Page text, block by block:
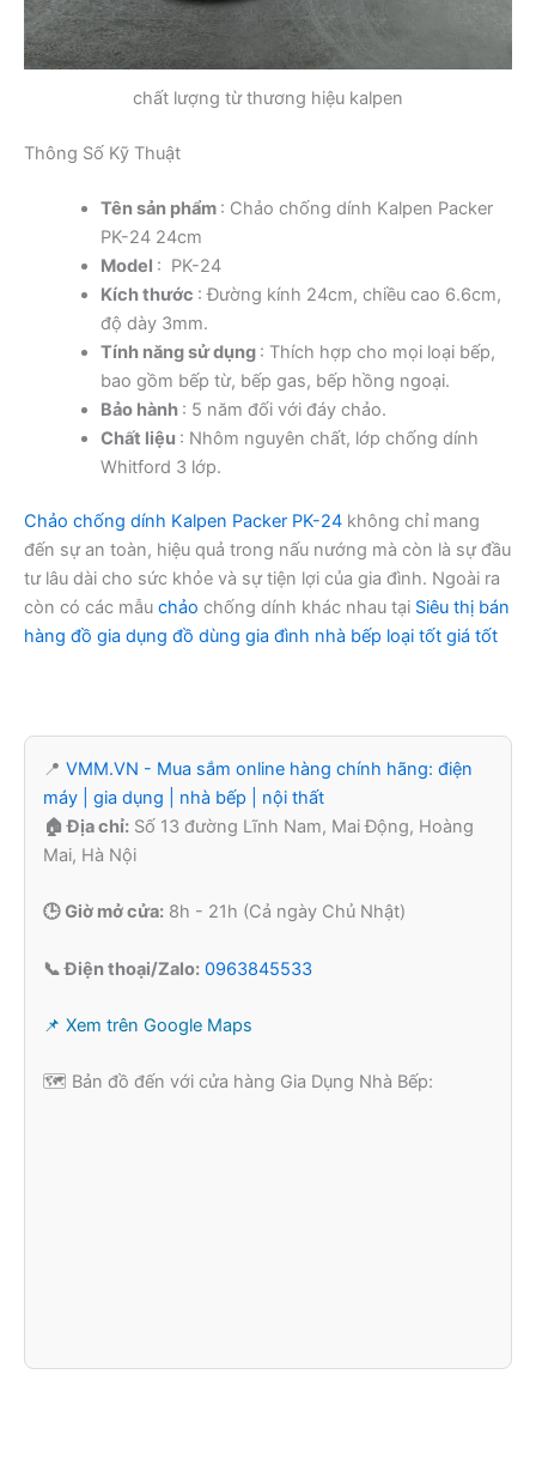
chất lượng từ thương hiệu kalpen
Thông Số Kỹ Thuật
Tên sản phẩm : Chảo chống dính Kalpen Packer
PK-24 24cm
Model : PK-24
Kích thước : Đường kính 24cm, chiều cao 6.6cm,
độ dày 3mm.
Tính năng sử dụng : Thích hợp cho mọi loại bếp,
bao gồm bếp từ, bếp gas, bếp hồng ngoại.
Bảo hành : 5 năm đối với đáy chảo.
Chất liệu : Nhôm nguyên chất, lớp chống dính
Whitford 3 lớp.
Chảo chống dính Kalpen Packer PK-24 không chỉ mang
đến sự an toàn, hiệu quả trong nấu nướng mà còn là sự đầu
tư lâu dài cho sức khỏe và sự tiện lợi của gia đình. Ngoài ra
còn có các mẫu chảo chống dính khác nhau tại Siêu thị bán
hàng đồ gia dụng đồ dùng gia đình nhà bếp loại tốt giá tốt
📍 VMM.VN - Mua sắm online hàng chính hãng: điện
máy | gia dụng | nhà bếp | nội thất
🏠 Địa chỉ: Số 13 đường Lĩnh Nam, Mai Động, Hoàng
Mai, Hà Nội
🕒 Giờ mở cửa: 8h - 21h (Cả ngày Chủ Nhật)
📞 Điện thoại/Zalo: 0963845533
📌 Xem trên Google Maps
🗺️ Bản đồ đến với cửa hàng Gia Dụng Nhà Bếp: